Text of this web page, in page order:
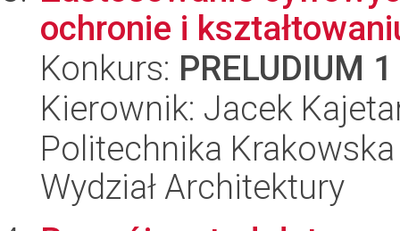
ochronie i
Konkurs: PRELUDIUM 1
Kierownik: Jacek
Politechnika
Wydział Architektury